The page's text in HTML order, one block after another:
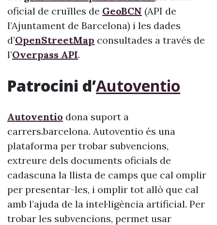
oficial de cruïlles de GeoBCN (API de
l’Ajuntament de Barcelona) i les dades
d’OpenStreetMap consultades a través de
l’Overpass API.
Patrocini d’Autoventio
Autoventio dona suport a
carrers.barcelona. Autoventio és una
plataforma per trobar subvencions,
extreure dels documents oficials de
cadascuna la llista de camps que cal omplir
per presentar-les, i omplir tot allò que cal
amb l’ajuda de la intel·ligència artificial. Per
trobar les subvencions, permet usar